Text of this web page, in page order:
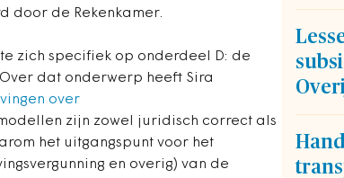
door de Rekenkamer.
zich specifiek op onderdeel D: de
dat onderwerp heeft Sira
over
zijn zowel juridisch correct als
het uitgangspunt voor het
en overig) van de